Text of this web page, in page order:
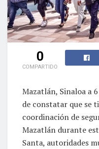
0
COMPARTIDO
Mazatlán, Sinaloa a
de constatar que se
coordinación de
Mazatlán durante
Santa, autoridades